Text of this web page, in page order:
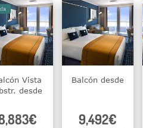
Vista
desde
Balcón desde
9,492€